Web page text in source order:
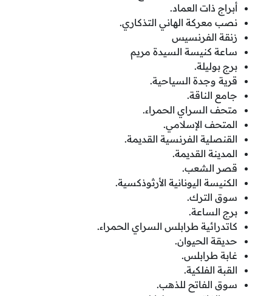
أبراج ذات العماد.
نصب معركة الهاني التذكاري.
زنقة الفرنسيس
ساعة كنيسة السيدة مريم
برج بوليلة.
قرية وجدة السياحية.
جامع الناقة.
متحف السراي الحمراء.
المتحف الإسلامي.
القنصلية الفرنسية القديمة.
المدينة القديمة.
قصر الشعب.
الكنيسة اليونانية الأرثوذكسية.
سوق الترك.
برج الساعة.
كاتدرائية طرابلس السراي الحمراء.
حديقة الحيوان.
غابة طرابلس.
القبة الفلكية.
سوق الفاتح للذهب.